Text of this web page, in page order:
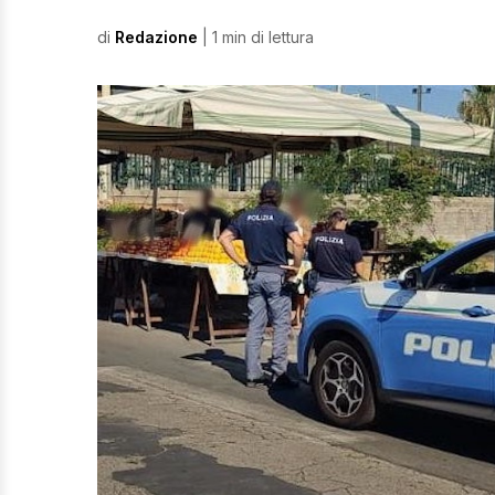
di Redazione | 1 min di lettura